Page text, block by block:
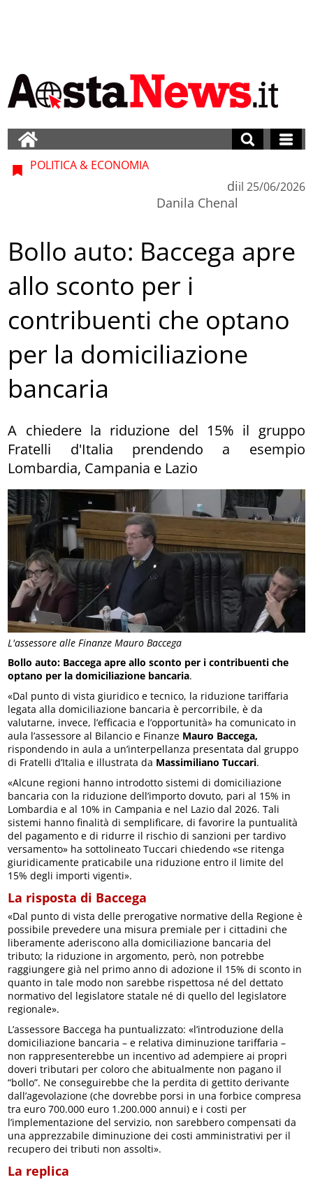
L'assessore alle Finanze Mauro Baccega
POLITICA & ECONOMIA
di
Danila Chenal
il 25/06/2026
Bollo auto: Baccega apre
allo sconto per i
contribuenti che optano
per la domiciliazione
bancaria
A chiedere la riduzione del 15% il gruppo
Fratelli d'Italia prendendo a esempio
Lombardia, Campania e Lazio
Bollo auto: Baccega apre allo sconto per i contribuenti che
optano per la domiciliazione bancaria.
«Dal punto di vista giuridico e tecnico, la riduzione tariffaria
legata alla domiciliazione bancaria è percorribile, è da
valutarne, invece, l’efficacia e l’opportunità» ha comunicato in
aula l’assessore al Bilancio e Finanze Mauro Baccega,
rispondendo in aula a un’interpellanza presentata dal gruppo
di Fratelli d’Italia e illustrata da Massimiliano Tuccari.
«Alcune regioni hanno introdotto sistemi di domiciliazione
bancaria con la riduzione dell’importo dovuto, pari al 15% in
Lombardia e al 10% in Campania e nel Lazio dal 2026. Tali
sistemi hanno finalità di semplificare, di favorire la puntualità
del pagamento e di ridurre il rischio di sanzioni per tardivo
versamento» ha sottolineato Tuccari chiedendo «se ritenga
giuridicamente praticabile una riduzione entro il limite del
15% degli importi vigenti».
La risposta di Baccega
«Dal punto di vista delle prerogative normative della Regione è
possibile prevedere una misura premiale per i cittadini che
liberamente aderiscono alla domiciliazione bancaria del
tributo; la riduzione in argomento, però, non potrebbe
raggiungere già nel primo anno di adozione il 15% di sconto in
quanto in tale modo non sarebbe rispettosa né del dettato
normativo del legislatore statale né di quello del legislatore
regionale».
L’assessore Baccega ha puntualizzato: «l’introduzione della
domiciliazione bancaria – e relativa diminuzione tariffaria –
non rappresenterebbe un incentivo ad adempiere ai propri
doveri tributari per coloro che abitualmente non pagano il
“bollo”. Ne conseguirebbe che la perdita di gettito derivante
dall’agevolazione (che dovrebbe porsi in una forbice compresa
tra euro 700.000 euro 1.200.000 annui) e i costi per
l’implementazione del servizio, non sarebbero compensati da
una apprezzabile diminuzione dei costi amministrativi per il
recupero dei tributi non assolti».
La replica